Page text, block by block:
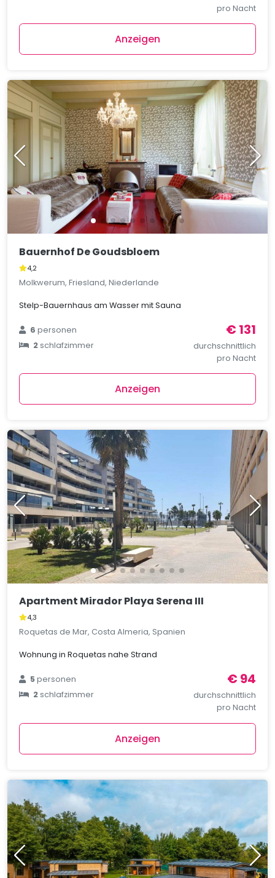
pro Nacht
Anzeigen
Bauernhof De Goudsbloem
4,2
Molkwerum, Friesland, Niederlande
Stelp-Bauernhaus am Wasser mit Sauna
6personen
2schlafzimmer
€ 131
durchschnittlich
pro Nacht
Anzeigen
Apartment Mirador Playa Serena III
4,3
Roquetas de Mar, Costa Almeria, Spanien
Wohnung in Roquetas nahe Strand
5personen
2schlafzimmer
€ 94
durchschnittlich
pro Nacht
Anzeigen